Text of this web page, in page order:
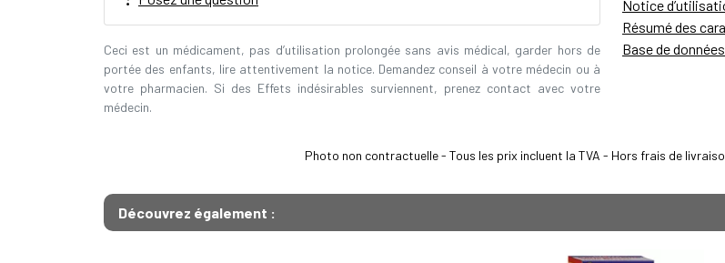
Ceci est un médicament, pas d’utilisation prolongée sans avis médical, garder hors de
portée des enfants, lire attentivement la notice. Demandez conseil à votre médecin ou à
votre pharmacien. Si des Effets indésirables surviennent, prenez contact avec votre
médecin.
Notice
Résumé des
Base de
Photo non contractuelle - Tous les prix incluent la TVA - Hors frais de
Découvrez également :